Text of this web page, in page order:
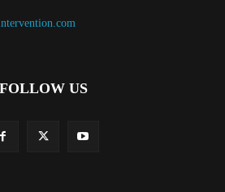
FOLLOW US